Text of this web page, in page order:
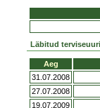
Läbitud
Aeg
31.07.2008
27.07.2008
19.07.2009